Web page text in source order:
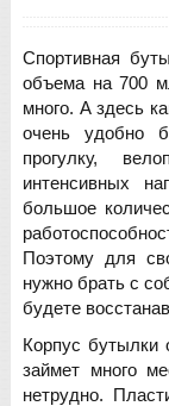
Спортивная
объема на 700
много. А здесь
очень удобно
прогулку,
интенсивных
большое
Поэтому для
нужно брать с
будете
Корпус бутылки
займет много
нетрудно.